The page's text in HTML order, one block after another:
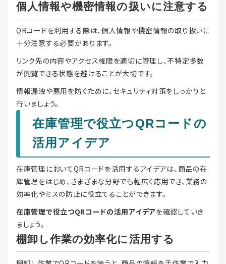
個人情報や機密情報の扱いに注意する
QRコードを利用する際は、個人情報や機密情報の取り扱いに
十分注意する必要があります。
リンク先の内容やアクセス権限を適切に管理し、不特定多数
が閲覧できる状態を避けることが大切です。
情報漏洩や悪用を防ぐために、セキュリティ対策をしっかりと
行いましょう。
在庫管理で役立つQRコードの
活用アイデア
在庫管理においてQRコードを活用するアイデアは、商品の在
庫管理をはじめ、さまざまな分野でも幅広く応用でき、業務の
効率化やミスの防止に役立てることができます。
在庫管理で役立つQRコードの活用アイデアを確認していき
ましょう。
棚卸し作業の効率化に活用する